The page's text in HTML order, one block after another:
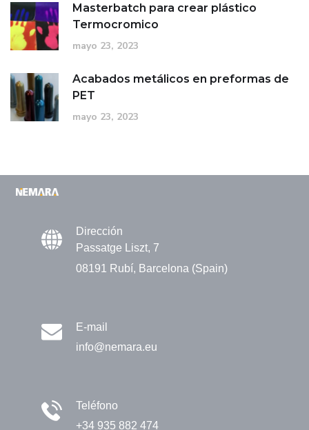
Masterbatch para crear plástico
Termocromico
mayo 23, 2023
Acabados metálicos en preformas de
PET
mayo 23, 2023
Dirección
Passatge Liszt, 7
08191 Rubí, Barcelona (Spain)
E-mail
info@nemara.eu
Teléfono
+34 935 882 474